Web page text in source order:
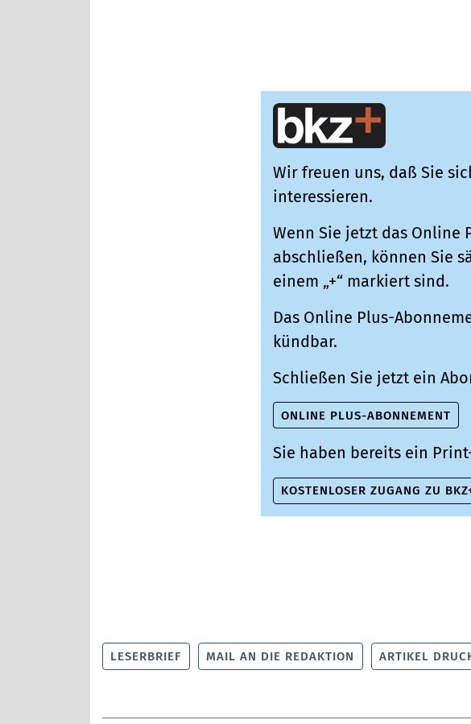
Wir freuen uns, daß Sie
interessieren.
Wenn Sie jetzt das Online
abschließen, können Sie
einem „+“ markiert sind.
Das Online Plus-
kündbar.
Schließen Sie jetzt ein
ONLINE PLUS-ABONNEMENT
Sie haben bereits ein
KOSTENLOSER ZUGANG ZU
LESERBRIEF MAIL AN DIE REDAKTION ARTIKEL